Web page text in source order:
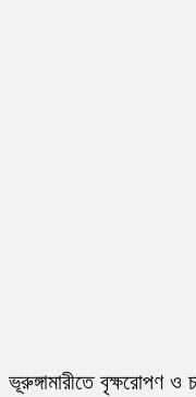
ভূরুঙ্গামারীতে বৃক্ষরোপণ ও